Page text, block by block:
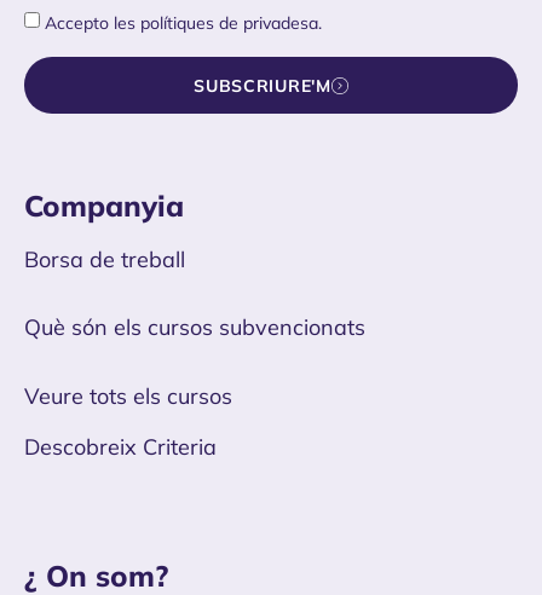
Accepto les polítiques de privadesa.
SUBSCRIURE'M
Companyia
Borsa de treball
Què són els cursos subvencionats
Veure tots els cursos
Descobreix Criteria
¿ On som?